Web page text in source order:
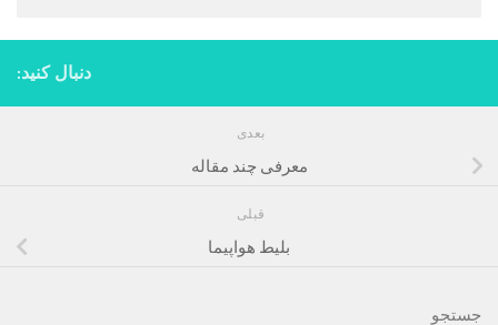
دنبال کنید:
بعدی
معرفی چند مقاله
قبلی
بلیط هواپیما
جستجو